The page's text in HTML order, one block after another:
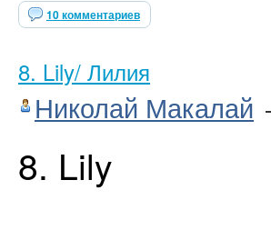
10 комментариев
8. Lily/ Лилия
Николай Макалай
8. Lily